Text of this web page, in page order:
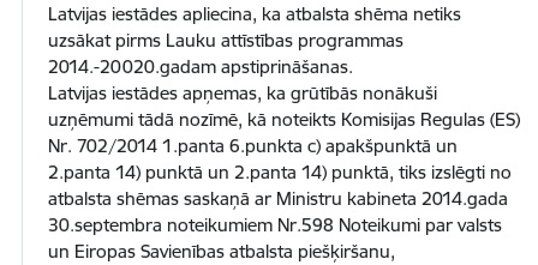
Latvijas iestādes apliecina, ka atbalsta shēma netiks
uzsākat pirms Lauku attīstības programmas
2014.-20020.gadam apstiprināšanas.
Latvijas iestādes apņemas, ka grūtībās nonākuši
uzņēmumi tādā nozīmē, kā noteikts Komisijas Regulas (ES)
Nr. 702/2014 1.panta 6.punkta c) apakšpunktā un
2.panta 14) punktā un 2.panta 14) punktā, tiks izslēgti no
atbalsta shēmas saskaņā ar Ministru kabineta 2014.gada
30.septembra noteikumiem Nr.598 Noteikumi par valsts
un Eiropas Savienības atbalsta piešķiršanu,